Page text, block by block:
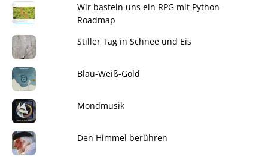
Wir basteln uns ein RPG mit Python -
Roadmap
Stiller Tag in Schnee und Eis
Blau-Weiß-Gold
Mondmusik
Den Himmel berühren